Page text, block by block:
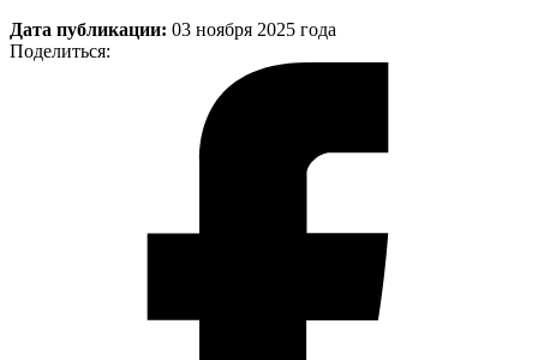
Дата публикации: 03 ноября 2025 года
Поделиться: